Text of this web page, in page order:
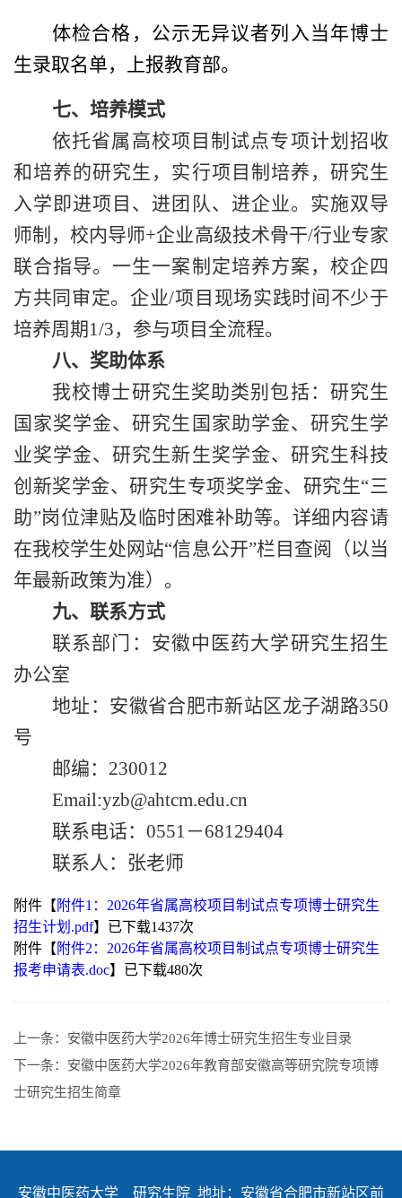
体检合格，公示无异议者列入当年博士
生录取名单，上报教育部。
七、培养模式
依托省属高校项目制试点专项计划招收
和培养的研究生，实行项目制培养，研究生
入学即进项目、进团队、进企业。实施双导
师制，校内导师+企业高级技术骨干/行业专家
联合指导。一生一案制定培养方案，校企四
方共同审定。企业/项目现场实践时间不少于
培养周期 1/3，参与项目全流程。
八、奖助体系
我校博士研究生奖助类别包括：研究生
国家奖学金、研究生国家助学金、研究生学
业奖学金、研究生新生奖学金、研究生科技
创新奖学金、研究生专项奖学金、研究生“三
助”岗位津贴及临时困难补助等。详细内容请
在我校学生处网站“信息公开”栏目查阅（以当
年最新政策为准）。
九、联系方式
联系部门：安徽中医药大学研究生招生
办公室
地址：安徽省合肥市新站区龙子湖路350
号
邮编： 230012
Email:yzb@ahtcm.edu.cn
联系电话： 0551 －68129404
联系人：张老师
附件【 附件1：2026年省属高校项目制试点专项博士研究生
招生计划.pdf】已下载1437次
附件【 附件2：2026年省属高校项目制试点专项博士研究生
报考申请表.doc】已下载480次
上一条： 安徽中医药大学2026年博士研究生招生专业目录
下一条： 安徽中医药大学2026年教育部安徽高等研究院专项博
士研究生招生简章
安徽中医药大学 研究生院 地址：安徽省合肥市新站区前